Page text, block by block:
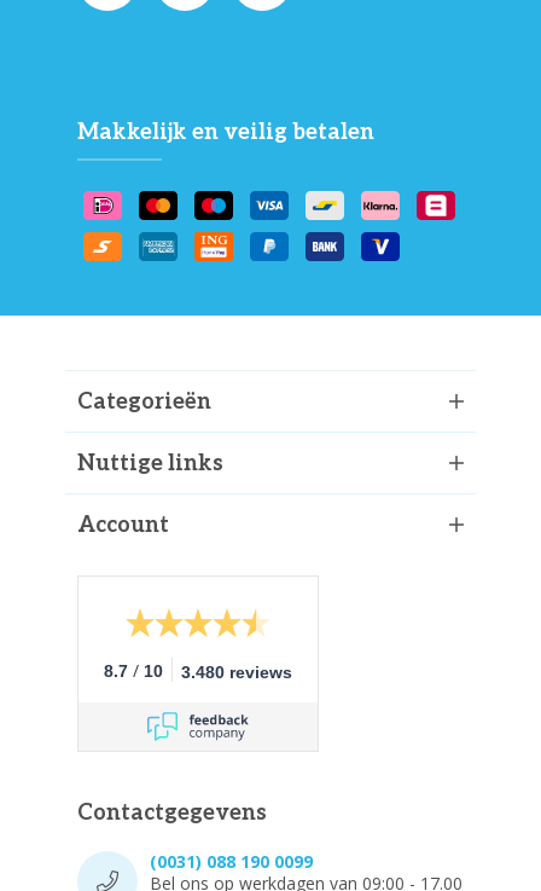
Makkelijk en veilig betalen
Categorieën
Nuttige links
Account
8.7 / 10 3.480 reviews
Contactgegevens
(0031) 088 190 0099
Bel ons op werkdagen van 09:00 - 17.00